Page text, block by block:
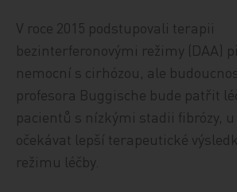
V roce 2015 podstupovali terapii
bezinterferonovými režimy (DAA)
nemocní s cirhózou, ale
profesora Buggische bude patřit
pacientů s nízkými stadii fibrózy, u
očekávat lepší terapeutické
režimu léčby.